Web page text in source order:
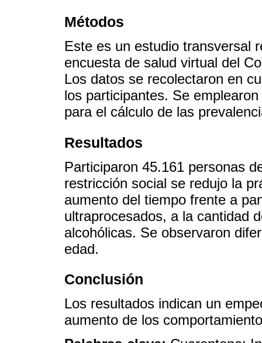
Métodos
Este es un estudio transversal
encuesta de salud virtual del
Los datos se recolectaron en
los participantes. Se
para el cálculo de las
Resultados
Participaron 45.161 personas
restricción social se redujo la
aumento del tiempo frente a
ultraprocesados, a la cantidad
alcohólicas. Se observaron
edad.
Conclusión
Los resultados indican un
aumento de los